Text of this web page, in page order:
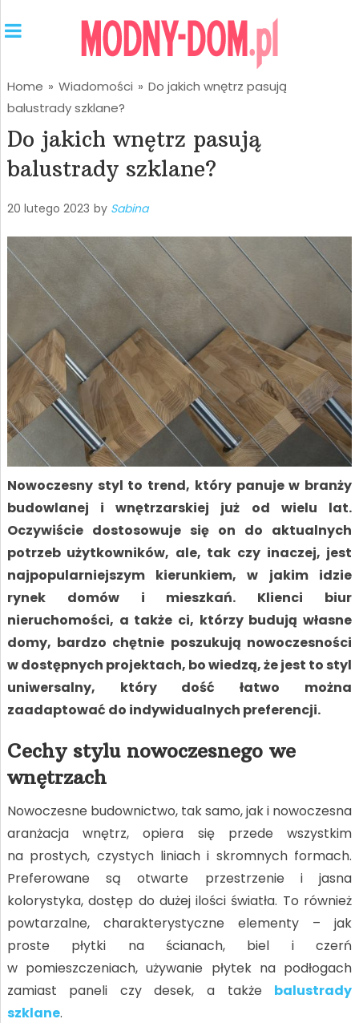
Home » Wiadomości » Do jakich wnętrz pasują
balustrady szklane?
Do jakich wnętrz pasują
balustrady szklane?
20 lutego 2023 by Sabina
Nowoczesny styl to trend, który panuje w branży
budowlanej i wnętrzarskiej już od wielu lat.
Oczywiście dostosowuje się on do aktualnych
potrzeb użytkowników, ale, tak czy inaczej, jest
najpopularniejszym kierunkiem, w jakim idzie
rynek domów i mieszkań. Klienci biur
nieruchomości, a także ci, którzy budują własne
domy, bardzo chętnie poszukują nowoczesności
w dostępnych projektach, bo wiedzą, że jest to styl
uniwersalny, który dość łatwo można
zaadaptować do indywidualnych preferencji.
Cechy stylu nowoczesnego we
wnętrzach
Nowoczesne budownictwo, tak samo, jak i nowoczesna
aranżacja wnętrz, opiera się przede wszystkim
na prostych, czystych liniach i skromnych formach.
Preferowane są otwarte przestrzenie i jasna
kolorystyka, dostęp do dużej ilości światła. To również
powtarzalne, charakterystyczne elementy – jak
proste płytki na ścianach, biel i czerń
w pomieszczeniach, używanie płytek na podłogach
zamiast paneli czy desek, a także balustrady
szklane.